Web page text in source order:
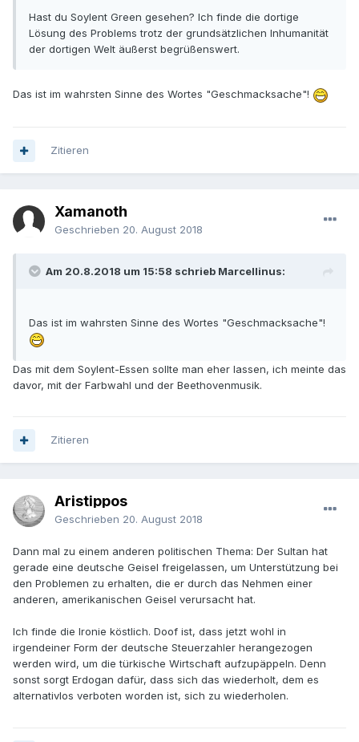
Hast du Soylent Green gesehen? Ich finde die dortige
Lösung des Problems trotz der grundsätzlichen Inhumanität
der dortigen Welt äußerst begrüßenswert.
Das ist im wahrsten Sinne des Wortes "Geschmacksache"!
Zitieren
Xamanoth
Geschrieben 20. August 2018
Am 20.8.2018 um 15:58 schrieb Marcellinus:
Das ist im wahrsten Sinne des Wortes "Geschmacksache"!
Das mit dem Soylent-Essen sollte man eher lassen, ich meinte das
davor, mit der Farbwahl und der Beethovenmusik.
Zitieren
Aristippos
Geschrieben 20. August 2018
Dann mal zu einem anderen politischen Thema: Der Sultan hat
gerade eine deutsche Geisel freigelassen, um Unterstützung bei
den Problemen zu erhalten, die er durch das Nehmen einer
anderen, amerikanischen Geisel verursacht hat.
Ich finde die Ironie köstlich. Doof ist, dass jetzt wohl in
irgendeiner Form der deutsche Steuerzahler herangezogen
werden wird, um die türkische Wirtschaft aufzupäppeln. Denn
sonst sorgt Erdogan dafür, dass sich das wiederholt, dem es
alternativlos verboten worden ist, sich zu wiederholen.